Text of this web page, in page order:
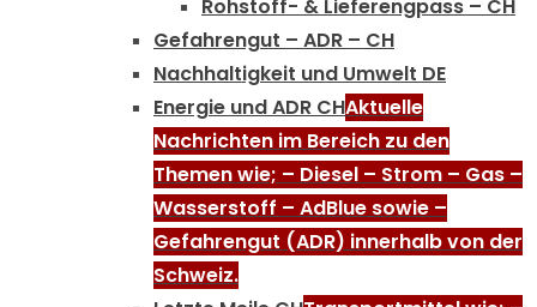
Rohstoff- & Lieferengpass – CH
Gefahrengut – ADR – CH
Nachhaltigkeit und Umwelt DE
Energie und ADR CHAktuelle
Nachrichten im Bereich zu den
Themen wie; – Diesel – Strom – Gas –
Wasserstoff – AdBlue sowie –
Gefahrengut (ADR) innerhalb von der
Schweiz.